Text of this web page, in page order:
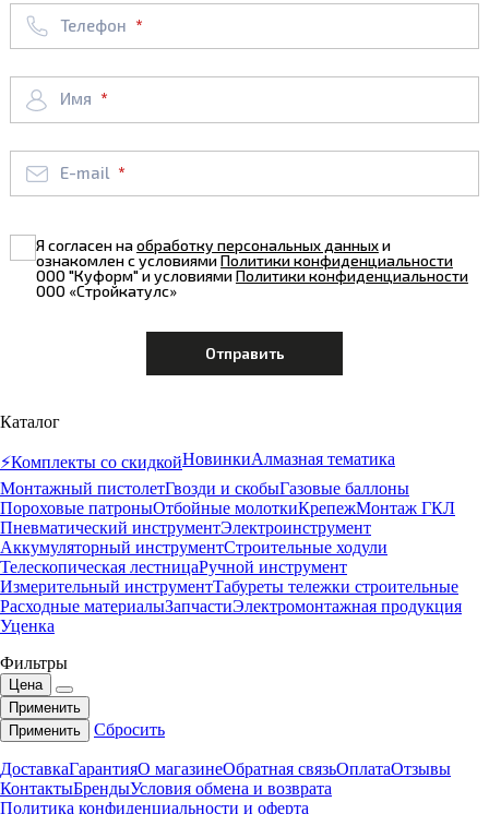
Телефон
Имя
E-mail
Я согласен наобработку персональных данныхи
ознакомлен с условиямиПолитики конфиденциальности
ООО "Куформ" и условиямиПолитики конфиденциальности
ООО «Стройкатулс»
Каталог
⚡️Комплекты со скидкойНовинкиАлмазная тематика
Монтажный пистолетГвозди и скобыГазовые баллоны
Пороховые патроныОтбойные молоткиКрепежМонтаж ГКЛ
Пневматический инструментЭлектроинструмент
Аккумуляторный инструментСтроительные ходули
Телескопическая лестницаРучной инструмент
Измерительный инструментТабуреты тележки строительные
Расходные материалыЗапчастиЭлектромонтажная продукция
Уценка
Фильтры
Цена
Применить
Применить
Сбросить
ДоставкаГарантияО магазинеОбратная связьОплатаОтзывы
КонтактыБрендыУсловия обмена и возврата
Политика конфиденциальности и оферта